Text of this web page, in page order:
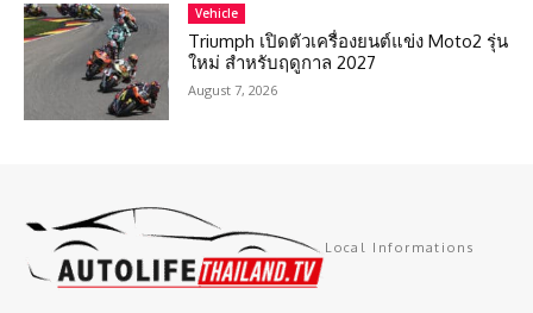
Vehicle
Triumph เปิดตัวเครื่องยนต์แข่ง Moto2 รุ่น
ใหม่ สำหรับฤดูกาล 2027
August 7, 2026
Local Informations